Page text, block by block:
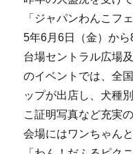
「ジャパンわんこフ
5年6月6日（金）か
台場セントラル広場
のイベントでは、全
ップが出店し、犬種
こ証明写真など充実
会場にはワンちゃん